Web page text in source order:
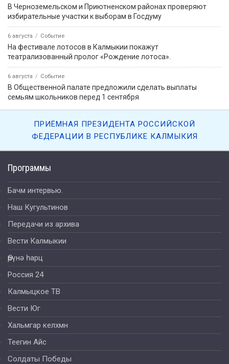
Программы
Бачм интервью.
Наш Кугультинов
Передачи из архива
Вести Калмыкии
Өрүнә һарц
Россия 24
Калмыцкое ТВ
Вести Юг
Хальмгар келхмн
Теегин Айс
Солдаты Победы
В Черноземельском и Приютненском районах проверяют
избирательные участки к выборам в Госдуму
6 августа Событие
На фестивале лотосов в Калмыкии покажут
театрализованный пролог «Рождение лотоса».
6 августа Событие
В Общественной палате предложили сделать выплаты
семьям школьников перед 1 сентября
ПРИЁМНАЯ ПРЕЗИДЕНТА РОССИЙСКОЙ
ФЕДЕРАЦИИ В РЕСПУБЛИКЕ КАЛМЫКИЯ